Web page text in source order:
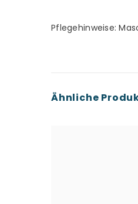
Pflegehinweise:
Ähnliche